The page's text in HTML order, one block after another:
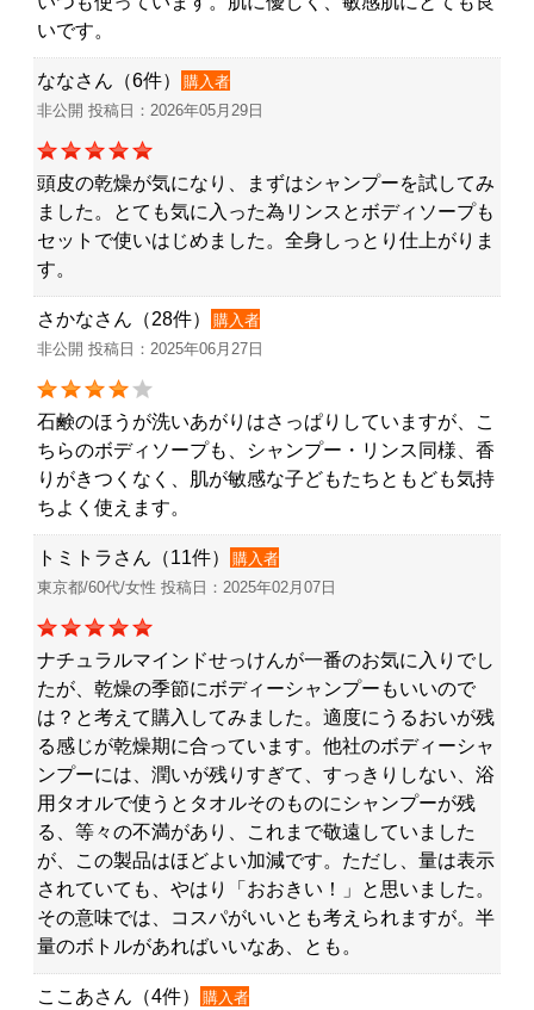
いです。
ななさん（6件）
購入者
非公開 投稿日：2026年05月29日
頭皮の乾燥が気になり、まずはシャンプーを試してみ
ました。とても気に入った為リンスとボディソープも
セットで使いはじめました。全身しっとり仕上がりま
す。
さかなさん（28件）
購入者
非公開 投稿日：2025年06月27日
石鹸のほうが洗いあがりはさっぱりしていますが、こ
ちらのボディソープも、シャンプー・リンス同様、香
りがきつくなく、肌が敏感な子どもたちともども気持
ちよく使えます。
トミトラさん（11件）
購入者
東京都/60代/女性 投稿日：2025年02月07日
ナチュラルマインドせっけんが一番のお気に入りでし
たが、乾燥の季節にボディーシャンプーもいいので
は？と考えて購入してみました。適度にうるおいが残
る感じが乾燥期に合っています。他社のボディーシャ
ンプーには、潤いが残りすぎて、すっきりしない、浴
用タオルで使うとタオルそのものにシャンプーが残
る、等々の不満があり、これまで敬遠していました
が、この製品はほどよい加減です。ただし、量は表示
されていても、やはり「おおきい！」と思いました。
その意味では、コスパがいいとも考えられますが。半
量のボトルがあればいいなあ、とも。
ここあさん（4件）
購入者